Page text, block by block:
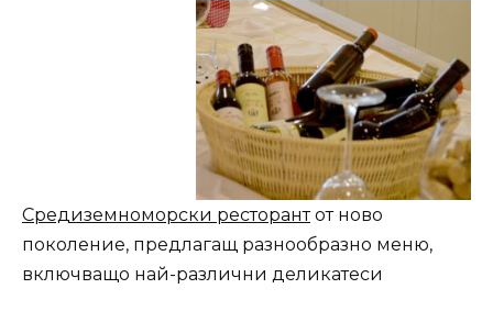
Средиземноморски ресторантот ново
поколение, предлагащ разнообразно меню,
включващо най-различни деликатеси